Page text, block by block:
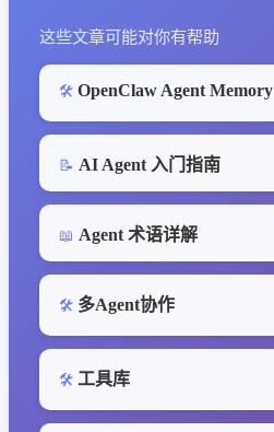
这些文章可能对你有帮助
🛠️ OpenClaw Agent Memory
📝 AI Agent 入门指南
📖 Agent 术语详解
🛠️ 多Agent协作
🛠️ 工具库